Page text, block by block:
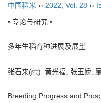
中国稻米 ›› 2022 Vol. 28 ››
• 专论与研究 •
多年生稻育种进展及展望
张石来( ), 黄光福, 张玉娇,
Breeding Progress and